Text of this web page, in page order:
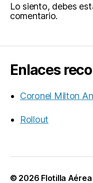
Lo siento, debes
comentario.
Enlaces
Coronel Milton
Rollout
© 2026 Flotilla Aérea